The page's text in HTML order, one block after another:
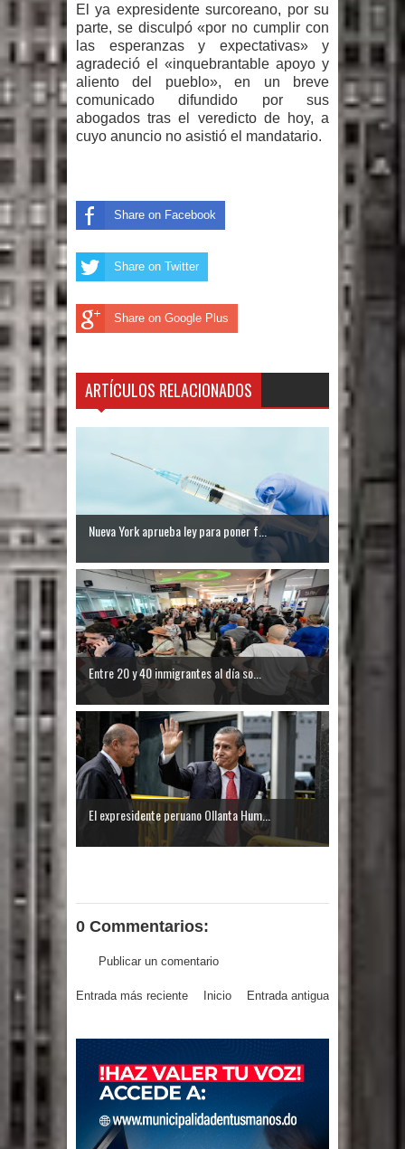
El ya expresidente surcoreano, por su
parte, se disculpó «por no cumplir con
las esperanzas y expectativas» y
agradeció el «inquebrantable apoyo y
aliento del pueblo», en un breve
comunicado difundido por sus
abogados tras el veredicto de hoy, a
cuyo anuncio no asistió el mandatario.
Share on Facebook
Share on Twitter
Share on Google Plus
ARTÍCULOS RELACIONADOS
Nueva York aprueba ley para poner f...
Entre 20 y 40 inmigrantes al día so...
El expresidente peruano Ollanta Hum...
0 Commentarios:
Publicar un comentario
Entrada más reciente Entrada antigua
Inicio